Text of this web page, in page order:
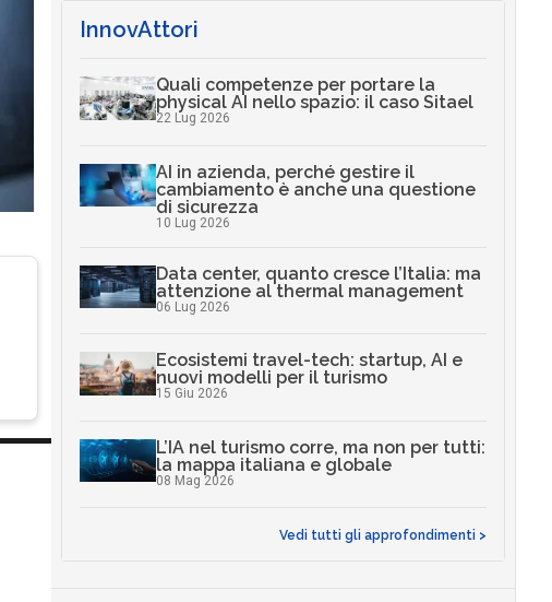
InnovAttori
Quali competenze per portare la
physical AI nello spazio: il caso Sitael
22 Lug 2026
AI in azienda, perché gestire il
cambiamento è anche una questione
di sicurezza
10 Lug 2026
Data center, quanto cresce l’Italia: ma
attenzione al thermal management
06 Lug 2026
Ecosistemi travel-tech: startup, AI e
nuovi modelli per il turismo
15 Giu 2026
L’IA nel turismo corre, ma non per tutti:
la mappa italiana e globale
08 Mag 2026
Vedi tutti gli approfondimenti >